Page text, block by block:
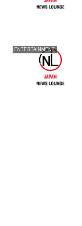
ENTERTAINMENT